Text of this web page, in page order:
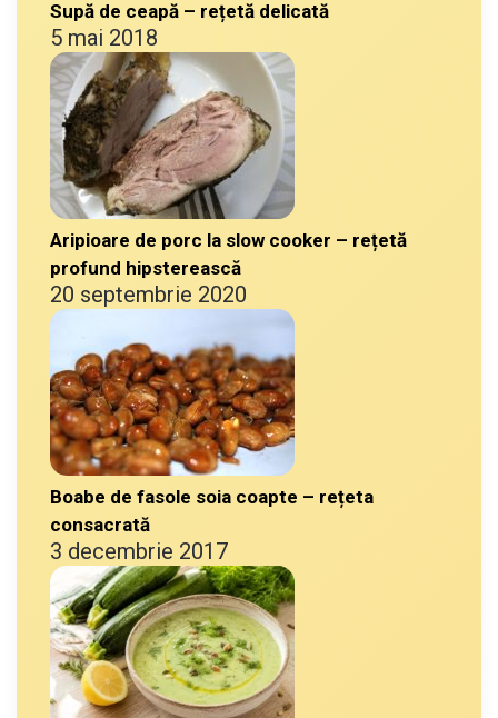
Supă de ceapă – rețetă delicată
5 mai 2018
Aripioare de porc la slow cooker – rețetă
profund hipsterească
20 septembrie 2020
Boabe de fasole soia coapte – rețeta
consacrată
3 decembrie 2017